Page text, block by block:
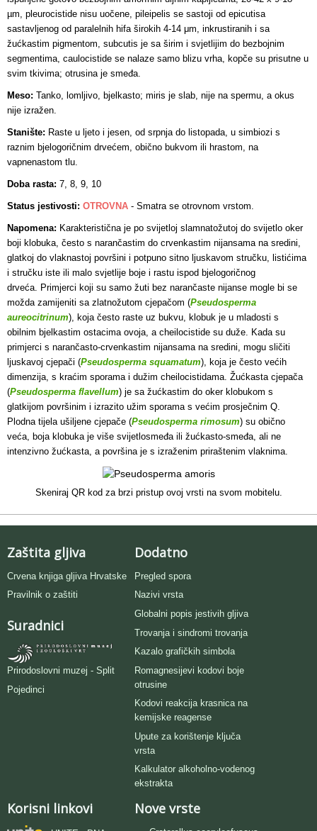
µm, pleurocistide nisu uočene, pileipelis se sastoji od epicutisa
sastavljenog od paralelnih hifa širokih 4-14 μm, inkrustiranih i sa
žućkastim pigmentom, subcutis je sa širim i svjetlijim do bezbojnim
segmentima, caulocistide se nalaze samo blizu vrha, kopče su prisutne u
svim tkivima; otrusina je smeđa.
Meso: Tanko, lomljivo, bjelkasto; miris je slab, nije na spermu, a okus
nije izražen.
Stanište: Raste u ljeto i jesen, od srpnja do listopada, u simbiozi s
raznim bjelogoričnim drvećem, obično bukvom ili hrastom, na
vapnenastom tlu.
Doba rasta: 7, 8, 9, 10
Status jestivosti: OTROVNA - Smatra se otrovnom vrstom.
Napomena: Karakteristična je po svijetloj slamnatožutoj do svijetlo oker
boji klobuka, često s narančastim do crvenkastim nijansama na sredini,
glatkoj do vlaknastoj površini i potpuno sitno ljuskavom stručku, listićima
i stručku iste ili malo svjetlije boje i rastu ispod bjelogoričnog
drveća. Primjerci koji su samo žuti bez narančaste nijanse mogle bi se
možda zamijeniti sa zlatnožutom cjepačom (Pseudosperma
aureocitrinum), koja često raste uz bukvu, klobuk je u mladosti s
obilnim bjelkastim ostacima ovoja, a cheilocistide su duže. Kada su
primjerci s narančasto-crvenkastim nijansama na sredini, mogu sličiti
ljuskavoj cjepači (Pseudosperma squamatum), koja je često većih
dimenzija, s kraćim sporama i dužim cheilocistidama. Žućkasta cjepača
(Pseudosperma flavellum) je sa žućkastim do oker klobukom s
glatkijom površinim i izrazito užim sporama s većim prosječnim Q.
Plodna tijela ušiljene cjepače (Pseudosperma rimosum) su obično
veća, boja klobuka je više svijetlosmeđa ili žućkasto-smeđa, ali ne
intenzivno žućkasta, a površina je s izraženim priraštenim vlaknima.
Skeniraj QR kod za brzi pristup ovoj vrsti na svom mobitelu.
Zaštita gljiva
Crvena knjiga gljiva Hrvatske
Pravilnik o zaštiti
Suradnici
Prirodoslovni muzej - Split
Pojedinci
Dodatno
Pregled spora
Nazivi vrsta
Globalni popis jestivih gljiva
Trovanja i sindromi trovanja
Kazalo grafičkih simbola
Romagnesijevi kodovi boje
otrusine
Kodovi reakcija krasnica na
kemijske reagense
Upute za korištenje ključa
vrsta
Kalkulator alkoholno-vodenog
ekstrakta
Korisni linkovi Nove vrste